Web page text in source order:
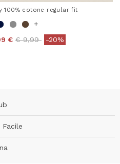
100% cotone regular fit
+
€ Price reduced from
€ 9,99to-20%
Facile